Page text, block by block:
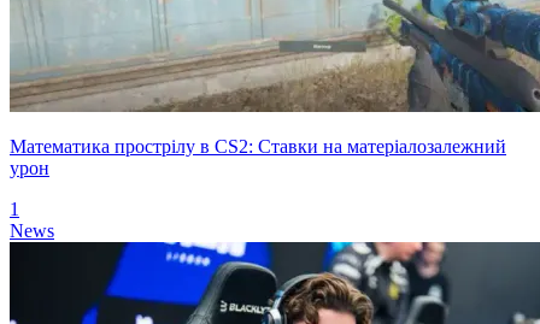
Математика прострілу в CS2: Ставки на матеріалозалежний
урон
1
News